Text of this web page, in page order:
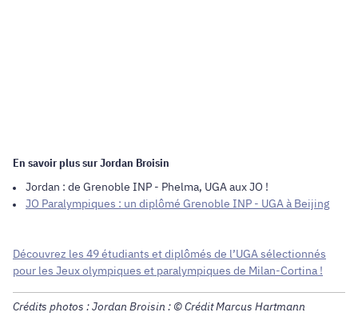
En savoir plus sur Jordan Broisin
Jordan : de Grenoble INP - Phelma, UGA aux JO !
JO Paralympiques : un diplômé Grenoble INP - UGA à Beijing
Découvrez les 49 étudiants et diplômés de l’UGA sélectionnés
pour les Jeux olympiques et paralympiques de Milan-Cortina !
Crédits photos : Jordan Broisin : © Crédit Marcus Hartmann